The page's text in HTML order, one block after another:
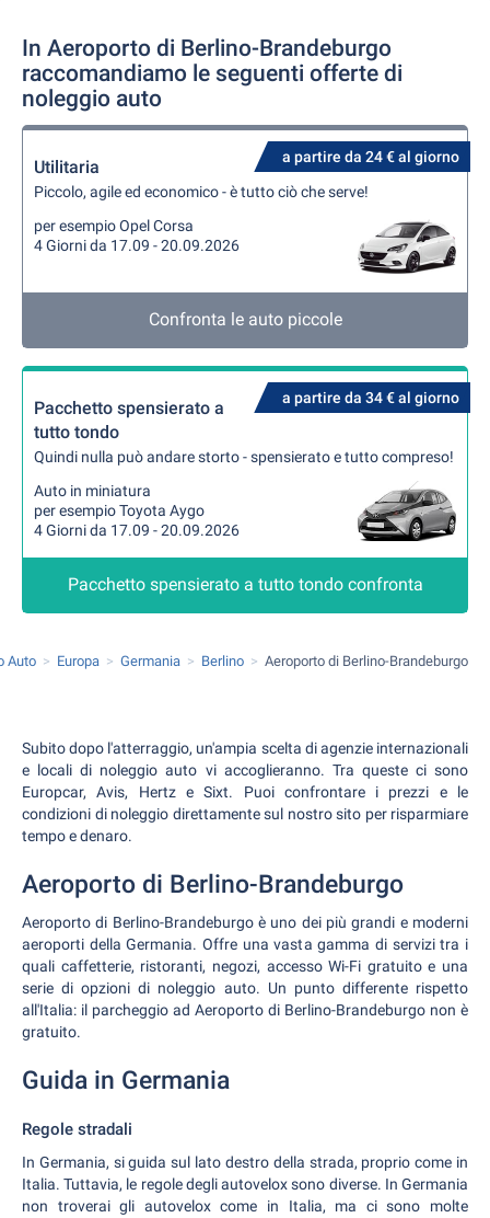
In Aeroporto di Berlino-Brandeburgo
raccomandiamo le seguenti offerte di
noleggio auto
a partire da 24 € al giorno
Utilitaria
Piccolo, agile ed economico - è tutto ciò che serve!
per esempio Opel Corsa
4 Giorni da 17.09 - 20.09.2026
Confronta le auto piccole
a partire da 34 € al giorno
Pacchetto spensierato a
tutto tondo
Quindi nulla può andare storto - spensierato e tutto compreso!
Auto in miniatura
per esempio Toyota Aygo
4 Giorni da 17.09 - 20.09.2026
Pacchetto spensierato a tutto tondo confronta
Auto Europa Germania Berlino Aeroporto di Berlino-Brandeburgo
Subito dopo l'atterraggio, un'ampia scelta di agenzie internazionali
e locali di noleggio auto vi accoglieranno. Tra queste ci sono
Europcar, Avis, Hertz e Sixt. Puoi confrontare i prezzi e le
condizioni di noleggio direttamente sul nostro sito per risparmiare
tempo e denaro.
Aeroporto di Berlino-Brandeburgo
Aeroporto di Berlino-Brandeburgo è uno dei più grandi e moderni
aeroporti della Germania. Offre una vasta gamma di servizi tra i
quali caffetterie, ristoranti, negozi, accesso Wi-Fi gratuito e una
serie di opzioni di noleggio auto. Un punto differente rispetto
all'Italia: il parcheggio ad Aeroporto di Berlino-Brandeburgo non è
gratuito.
Guida in Germania
Regole stradali
In Germania, si guida sul lato destro della strada, proprio come in
Italia. Tuttavia, le regole degli autovelox sono diverse. In Germania
non troverai gli autovelox come in Italia, ma ci sono molte